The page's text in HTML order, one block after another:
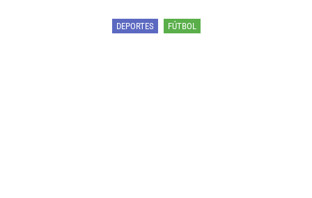
DEPORTES FÚTBOL